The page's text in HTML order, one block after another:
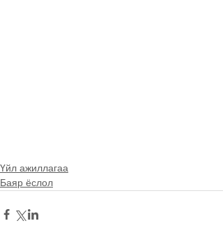
Үйл ажиллагаа
Баяр ёслол